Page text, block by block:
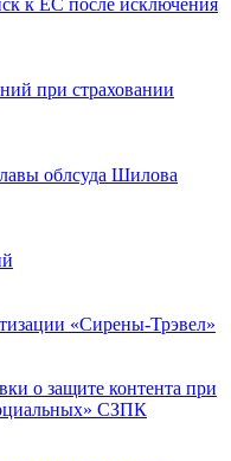
при страховании
облсуда Шилова
«Сирены-Трэвел»
о защите контента при
СЗПК